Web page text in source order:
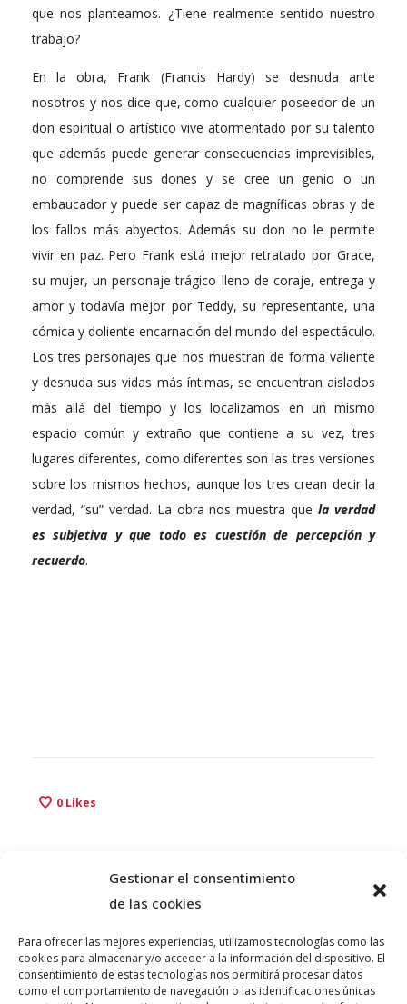
Gestionar el consentimiento
de las cookies
Para ofrecer las mejores experiencias, utilizamos tecnologías como las
cookies para almacenar y/o acceder a la información del dispositivo. El
consentimiento de estas tecnologías nos permitirá procesar datos
como el comportamiento de navegación o las identificaciones únicas
que nos planteamos. ¿Tiene realmente sentido nuestro
trabajo?
En la obra, Frank (Francis Hardy) se desnuda ante
nosotros y nos dice que, como cualquier poseedor de un
don espiritual o artístico vive atormentado por su talento
que además puede generar consecuencias imprevisibles,
no comprende sus dones y se cree un genio o un
embaucador y puede ser capaz de magníficas obras y de
los fallos más abyectos. Además su don no le permite
vivir en paz. Pero Frank está mejor retratado por Grace,
su mujer, un personaje trágico lleno de coraje, entrega y
amor y todavía mejor por Teddy, su representante, una
cómica y doliente encarnación del mundo del espectáculo.
Los tres personajes que nos muestran de forma valiente
y desnuda sus vidas más íntimas, se encuentran aislados
más allá del tiempo y los localizamos en un mismo
espacio común y extraño que contiene a su vez, tres
lugares diferentes, como diferentes son las tres versiones
sobre los mismos hechos, aunque los tres crean decir la
verdad, “su” verdad. La obra nos muestra quela verdad
es subjetiva y que todo es cuestión de percepción y
recuerdo.
0 Likes
© PLATAFORMA GUINDALERA 2026 teatro@guindalera.com